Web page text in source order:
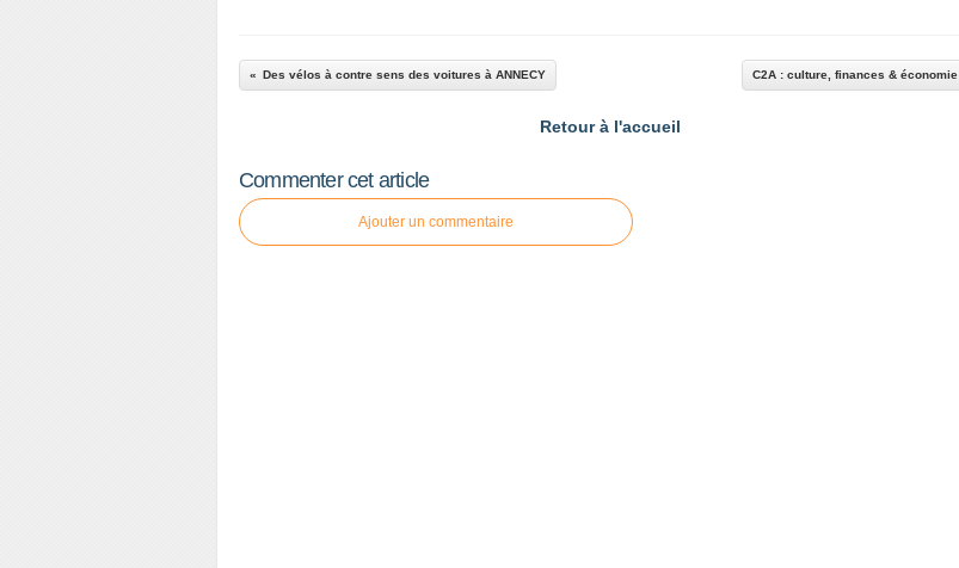
Des vélos à contre sens des voitures à ANNECY C2A : culture, finances & économie
Retour à l'accueil
Commenter cet article
Ajouter un commentaire